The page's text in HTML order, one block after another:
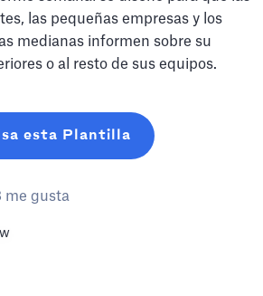
las pequeñas empresas y los
medianas informen sobre su
o al resto de sus equipos.
esta Plantilla
me gusta